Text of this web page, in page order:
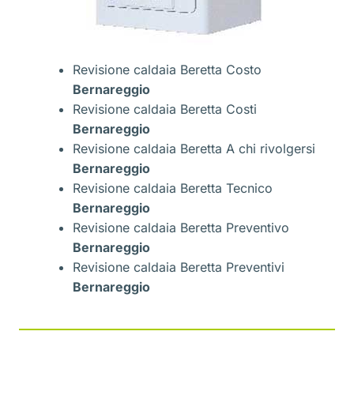
Revisione caldaia Beretta Costo
Bernareggio
Revisione caldaia Beretta Costi
Bernareggio
Revisione caldaia Beretta A chi rivolgersi
Bernareggio
Revisione caldaia Beretta Tecnico
Bernareggio
Revisione caldaia Beretta Preventivo
Bernareggio
Revisione caldaia Beretta Preventivi
Bernareggio